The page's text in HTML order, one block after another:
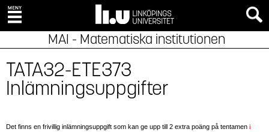
MAI - Matematiska institutionen
TATA32-ETE373
Inlämningsuppgifter
Det finns en frivillig inlämningsuppgift som kan ge upp till 2 extra poäng på tentamen i